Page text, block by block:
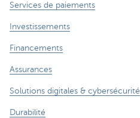
Services de paiements
Investissements
Financements
Assurances
Solutions digitales & cybersécurité
Durabilité